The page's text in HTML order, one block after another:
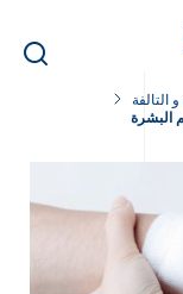
التالفة
البشرة